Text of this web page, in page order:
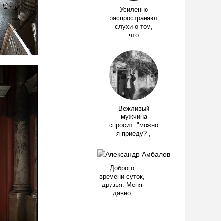
Усиленно
распространяют
слухи о том,
что
Вежливый
мужчина
спросит: "можно
я приеду?",
Доброго
времени суток,
друзья. Меня
давно